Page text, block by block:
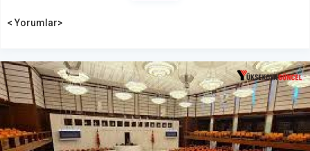
< Yorumlar>